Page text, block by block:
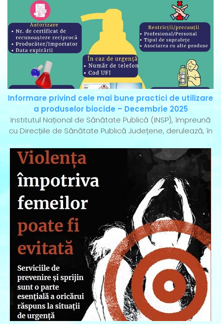
Informare privind cele mai bune practici de utilizare
a produselor biocide – Decembrie 2025
Institutul Național de Sănătate Publică (INSP), împreună
cu Direcțiile de Sănătate Publică Județene, derulează, în